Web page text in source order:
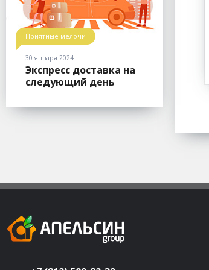
Приятные мелочи
30 января 2024
Экспресс доставка на
следующий день